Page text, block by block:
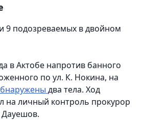
9 подозреваемых в двойном
в Актобе напротив банного
по ул. К. Нокина, на
два тела. Ход
на личный контроль прокурор
Дауешов.